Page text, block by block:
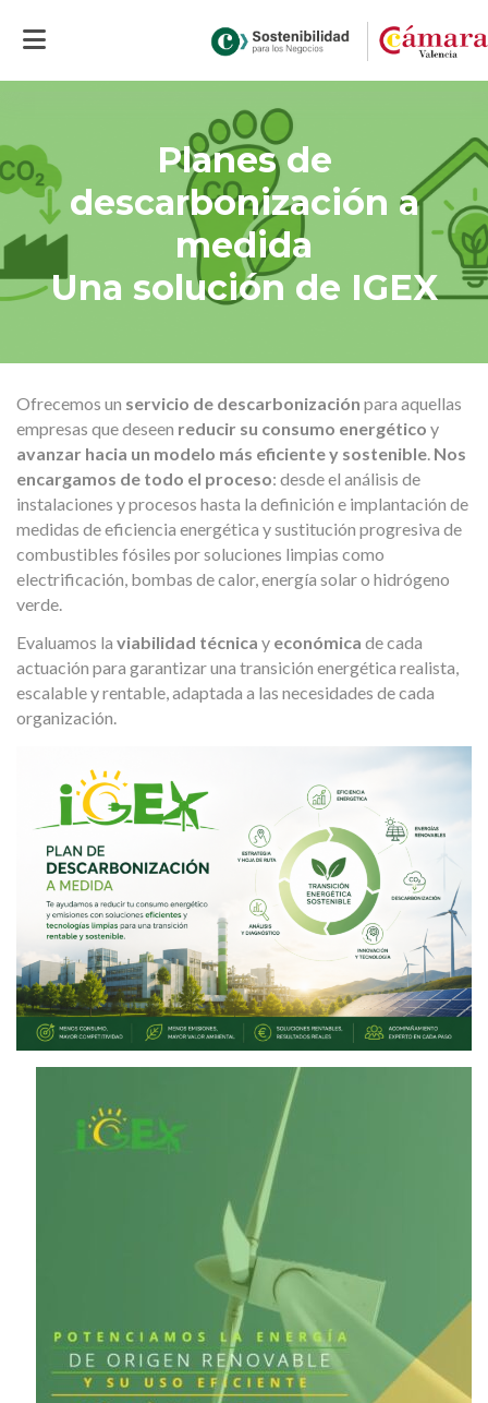
Planes de
descarbonización a medida
Planes de
descarbonización a
medida
Una solución de IGEX
Ofrecemos un servicio de descarbonización para aquellas
empresas que deseen reducir su consumo energético y
avanzar hacia un modelo más eficiente y sostenible. Nos
encargamos de todo el proceso: desde el análisis de
instalaciones y procesos hasta la definición e implantación de
medidas de eficiencia energética y sustitución progresiva de
combustibles fósiles por soluciones limpias como
electrificación, bombas de calor, energía solar o hidrógeno
verde.
Evaluamos la viabilidad técnica y económica de cada
actuación para garantizar una transición energética realista,
escalable y rentable, adaptada a las necesidades de cada
organización.